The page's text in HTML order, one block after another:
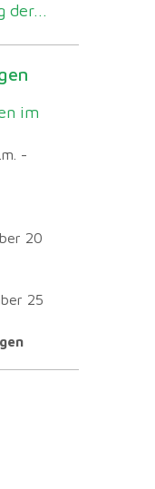
der...
im
-
20
25